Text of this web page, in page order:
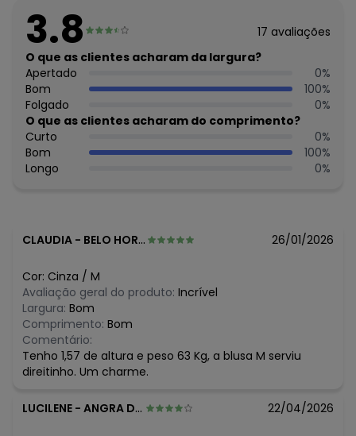
Comprimento da manga: Longa
Complemento: Elástico nos punhos;
Comprimento: Tradicional
Material: Crepe Plano
Estação: Ano Inteiro
Situação de Uso: Trabalho
Composição Material: 100% Poliéster
Histórico de preços
O preço apresentado abaixo é o menor oferecido em
junho/2026 R$ 75,99
abril/2026
março/2026
fevereiro/2026
3.8 17 avaliações
O que as clientes acharam da largura?
Apertado
0%
Bom
100%
Folgado
0%
O que as clientes acharam do comprimento?
Curto
0%
Bom
100%
Longo
0%
CLAUDIA - BELO HORIZONTE - MG 26/01/2026
Cor: Cinza / M
Avaliação geral do produto: Incrível
Largura: Bom
Comprimento: Bom
Comentário:
Tenho 1,57 de altura e peso 63 Kg, a blusa M serviu
direitinho. Um charme.
LUCILENE - ANGRA DOS REIS - RJ 22/04/2026